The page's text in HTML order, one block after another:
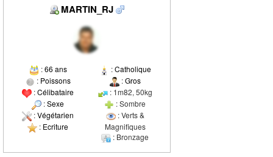
MARTIN_RJ
:66 ans
: Poissons
:Célibataire
:Sexe
:Végétarien
: Ecriture
:Catholique
:Gros
: 1m82, 50kg
: Sombre
: Verts &
Magnifiques
: Bronzage